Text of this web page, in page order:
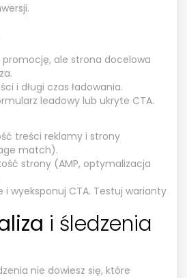
ale strona docelowa
i długi czas ładowania.
leadowy lub ukryte CTA.
treści reklamy i strony
match).
strony (AMP, optymalizacja
i wyeksponuj CTA. Testuj warianty
i śledzenia
nie dowiesz się, które